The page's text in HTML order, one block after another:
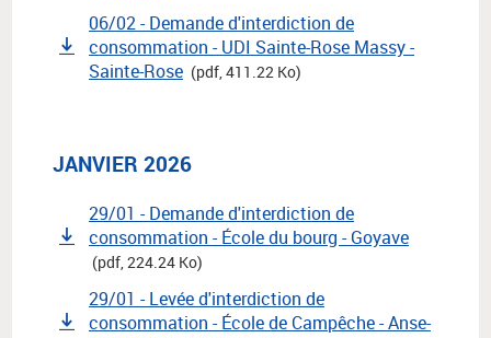
06/02 - Demande d'interdiction de
consommation - UDI Sainte-Rose Massy -
Sainte-Rose (pdf, 411.22 Ko)
JANVIER 2026
29/01 - Demande d'interdiction de
consommation - École du bourg - Goyave
(pdf, 224.24 Ko)
29/01 - Levée d'interdiction de
consommation - École de Campêche - Anse-